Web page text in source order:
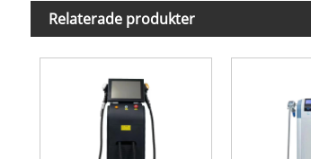
Relaterade produkter